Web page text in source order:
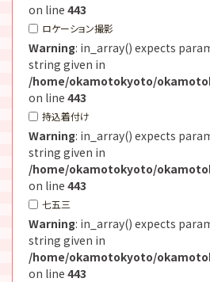
on line 443
ロケーション撮影
Warning: in_array() expects
string given in
/home/okamotokyoto/
on line 443
持込着付け
Warning: in_array() expects
string given in
/home/okamotokyoto/
on line 443
七五三
Warning: in_array() expects
string given in
/home/okamotokyoto/
on line 443